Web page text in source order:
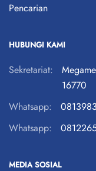
Pencarian
HUBUNGI KAMI
Sekretariat:
16770
Whatsapp:
Whatsapp:
MEDIA SOSIAL